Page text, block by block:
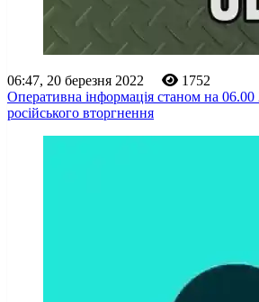
06:47, 20 березня 2022
1752
Оперативна інформація станом на
російського вторгнення